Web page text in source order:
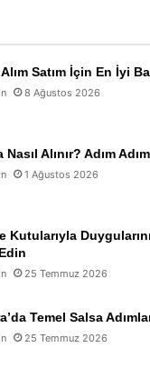
Satım İçin En İyi
8 Ağustos 2026
Nasıl Alınır? Adım
1 Ağustos 2026
Kutularıyla
25 Temmuz 2026
Temel Salsa
25 Temmuz 2026